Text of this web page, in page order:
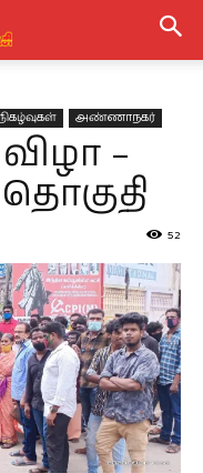
அண்ணாநகர்
–
52